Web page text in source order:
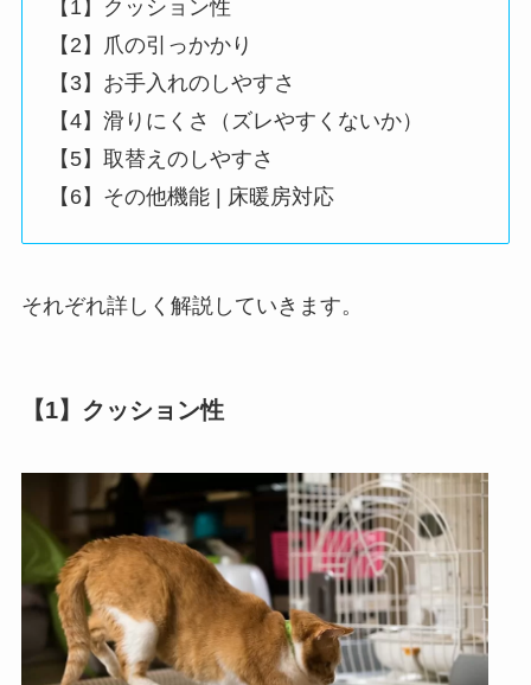
【1】クッション性
【2】爪の引っかかり
【3】お手入れのしやすさ
【4】滑りにくさ（ズレやすくないか）
【5】取替えのしやすさ
【6】その他機能 | 床暖房対応
それぞれ詳しく解説していきます。
【1】クッション性